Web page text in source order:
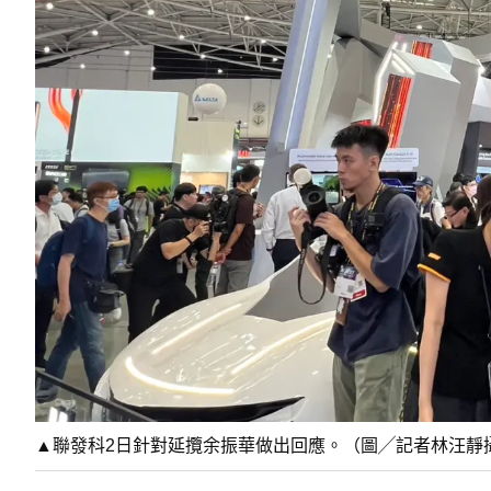
▲聯發科2日針對延攬余振華做出回應。（圖╱記者林汪靜